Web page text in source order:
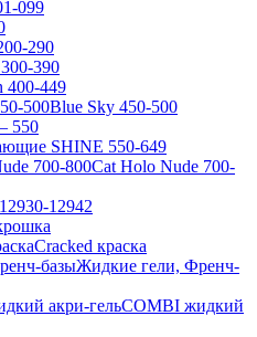
099
290
390
400-449
Blue Sky 450-500
550
SHINE 550-649
Cat Holo Nude 700-
12942
Cracked краска
Жидкие гели, Френч-
COMBI жидкий